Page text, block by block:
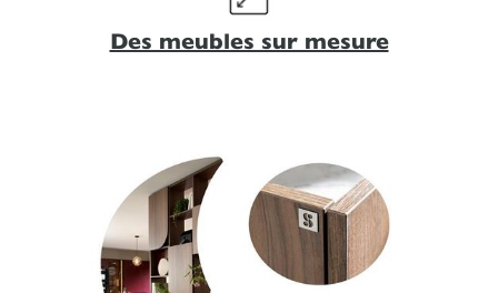
Des meubles sur mesure